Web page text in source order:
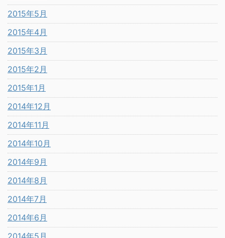
2015年5月
2015年4月
2015年3月
2015年2月
2015年1月
2014年12月
2014年11月
2014年10月
2014年9月
2014年8月
2014年7月
2014年6月
2014年5月